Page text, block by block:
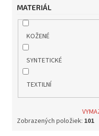
MATERIÁL
KOŽENÉ
SYNTETICKÉ
TEXTILNÍ
Zobrazených položiek: 101